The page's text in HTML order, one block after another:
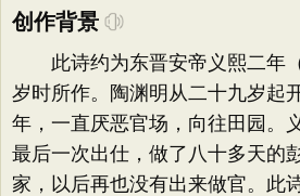
创作背景
此诗约为东晋安帝义熙二年
岁时所作。陶渊明从二十九岁起
年，一直厌恶官场，向往田园。
最后一次出仕，做了八十多天的
家，以后再也没有出来做官。此